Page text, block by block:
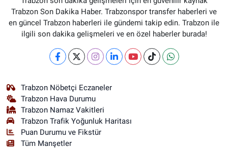
Trabzon Son Dakika Haber. Trabzonspor transfer haberleri ve
en güncel Trabzon haberleri ile gündemi takip edin. Trabzon ile
ilgili son dakika gelişmeleri ve en özel haberler burada!
Trabzon Nöbetçi Eczaneler
Trabzon Hava Durumu
Trabzon Namaz Vakitleri
Trabzon Trafik Yoğunluk Haritası
Puan Durumu ve Fikstür
Tüm Manşetler